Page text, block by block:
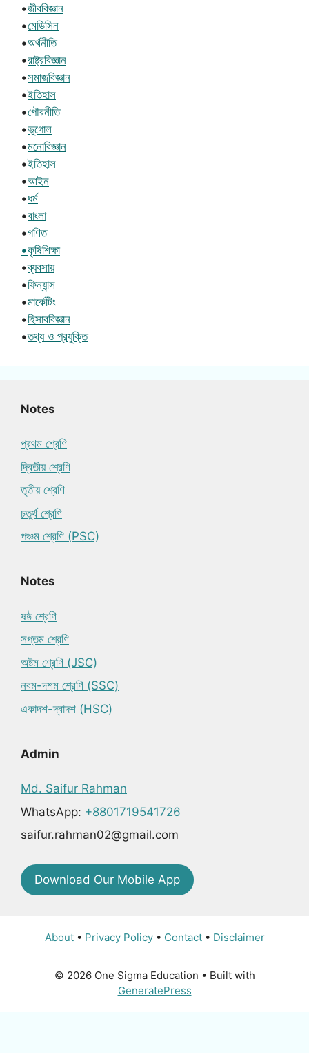
•জীববিজ্ঞান
•মেডিসিন
•অর্থনীতি
•রাষ্ট্রবিজ্ঞান
•সমাজবিজ্ঞান
•ইতিহাস
•পৌরনীতি
•ভূগোল
•মনোবিজ্ঞান
•ইতিহাস
•আইন
•ধর্ম
•বাংলা
•গণিত
•কৃষিশিক্ষা
•ব্যবসায়
•ফিন্যান্স
•মার্কেটিং
•হিসাববিজ্ঞান
•তথ্য ও প্রযুক্তি
Notes
প্রথম শ্রেণি
দ্বিতীয় শ্রেণি
তৃতীয় শ্রেণি
চতুর্থ শ্রেণি
পঞ্চম শ্রেণি (PSC)
Notes
ষষ্ঠ শ্রেণি
সপ্তম শ্রেণি
অষ্টম শ্রেণি (JSC)
নবম-দশম শ্রেণি (SSC)
একাদশ-দ্বাদশ (HSC)
Admin
Md. Saifur Rahman
WhatsApp: +8801719541726
saifur.rahman02@gmail.com
Download Our Mobile App
About• Privacy Policy• Contact• Disclaimer
© 2026 One Sigma Education • Built with
GeneratePress